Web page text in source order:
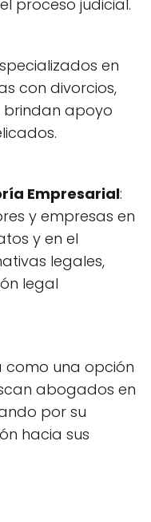
proceso judicial.
en
con divorcios,
brindan apoyo
Empresarial:
y empresas en
y en el
legales,
legal
como una opción
abogados en
por su
hacia sus